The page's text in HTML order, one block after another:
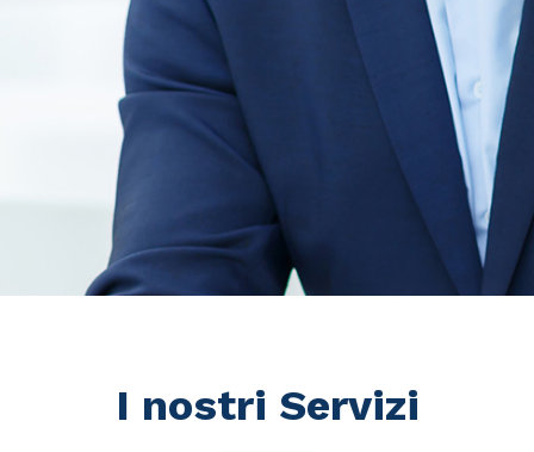
I nostri Servizi